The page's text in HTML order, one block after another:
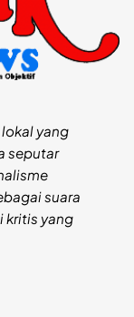
yang
seputar
suara
kritis yang